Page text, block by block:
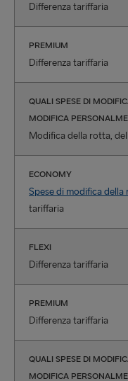
Differenza tariffaria
PREMIUM
Differenza tariffaria
QUALI SPESE DI
MODIFICA
Modifica della rotta,
ECONOMY
Spese di modifica della
tariffaria
FLEXI
Differenza tariffaria
PREMIUM
Differenza tariffaria
QUALI SPESE DI
MODIFICA